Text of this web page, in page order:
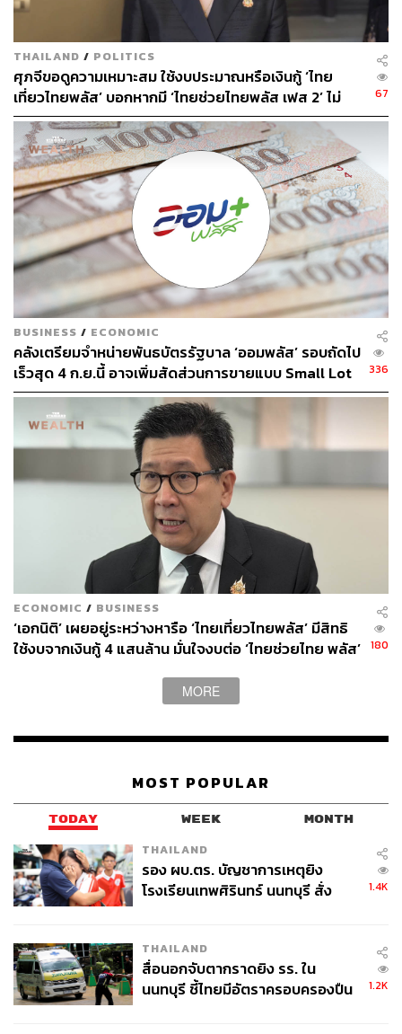
เพียง 1.2 แสนล้านบาท
พ.ร.ก. 4 แสนล้าน ‘เกลี่ยวงเงินได้’ ไม่ได้ล็อกก้อนละ
2 แสนล้าน
ลวรณระบุว่า การแบ่งกรอบวงเงินออกเป็น 2 ส่วน ส่วนละ
200,000 ล้านบาทนั้น เป็นเพียงการแบ่งตามวัตถุประสงค์ของ
การใช้เงิน ไม่ได้เป็นการล็อกวงเงินตายตัวว่าแต่ละด้านจะ
ต้องใช้ได้ไม่เกิน 200,000 ล้านบาท
โดยกฎหมายเปิดช่องให้สามารถบริหารจัดการและเกลี่ย
วงเงินระหว่างทั้ง 2 ส่วนได้ตามความจำเป็น ซึ่งมีการกำหนด
ไว้ในมาตรา 11 ของ พ.ร.ก. อยู่แล้ว จึงไม่ใช่การ ‘สอดไส้’
หรือใช้เงินผิดประเภทตามที่ถูกวิจารณ์
ด้วยเหตุนี้ รัฐบาลจึงสามารถเดินหน้ามาตรการต่างๆ ภายใต้
กรอบวงเงิน 400,000 ล้านบาทได้พร้อมกัน โดยไม่จำเป็นต้อง
รอให้ใช้เงินในส่วนแรกจำนวน 200,000 ล้านบาทหมดก่อน
จึงจะเริ่มใช้อีกส่วนได้
ปัดข่าวลือควบรวม ‘กรุงไทย-ttb’
ลวรณ ซึ่งดำรงตำแหน่งประธานกรรมการธนาคารกรุงไทย
ในฐานะปลัดกระทรวงการคลัง กล่าวถึงกระแสข่าวลือเรื่อง
การควบรวมกิจการระหว่างธนาคารกรุงไทย (KTB) กับ
ธนาคารทหารไทยธนชาต (ttb) โดยยืนยันว่า จากการตรวจ
สอบแผนธุรกิจของธนาคารกรุงไทย ไม่มีวาระหรือแผนการ
เกี่ยวกับการควบรวมกิจการแต่อย่างใด พร้อมระบุว่า หากมี
ดีลขนาดใหญ่เช่นนี้เกิดขึ้นจริง เป็นไปไม่ได้ที่ประธาน
ไม่มีแผนจะควบรวมกับใคร เพราะฉะนั้นเมื่อทั้งสองธนาคาร
ออกมาปฏิเสธอย่างเป็นทางการแล้ว เรื่องก็ควรจบแค่นั้น” ลว
รณกล่าว
นอกจากนี้ ลวรณยังระบุอีกด้วยว่า นี่ไม่ใช่ครั้งแรกที่มีกระแส
ข่าวลักษณะดังกล่าวเกิดขึ้น พร้อมยอมรับว่าไม่ทราบต้นตอ
สามารถติดตาม THE STANDARD WEALTH
ผ่านแอปพลิเคชันต่างๆ ที่คุณสะดวกหรือใช้งานอยู่แล้วได้เลย
THAILAND / POLITICS
ศุภจีขอดูความเหมาะสม ใช้งบประมาณหรือเงินกู้ ‘ไทย
เที่ยวไทยพลัส’ บอกหากมี ‘ไทยช่วยไทยพลัส เฟส 2’ ไม่
จำเป็นต้องออกพร้อมกัน
67
BUSINESS / ECONOMIC
คลังเตรียมจำหน่ายพันธบัตรรัฐบาล ‘ออมพลัส’ รอบถัดไป
เร็วสุด 4 ก.ย.นี้ อาจเพิ่มสัดส่วนการขายแบบ Small Lot
First มากขึ้น
336
ECONOMIC / BUSINESS
‘เอกนิติ’ เผยอยู่ระหว่างหารือ ‘ไทยเที่ยวไทยพลัส’ มีสิทธิ
ใช้งบจากเงินกู้ 4 แสนล้าน มั่นใจงบต่อ ‘ไทยช่วยไทย พลัส’
180
MORE
MOST POPULAR
TODAY WEEK MONTH
THAILAND
รอง ผบ.ตร. บัญชาการเหตุยิง
โรงเรียนเทพศิรินทร์ นนทบุรี สั่ง
1.4K
THAILAND
สื่อนอกจับตากราดยิง รร. ใน
นนทบุรี ชี้ไทยมีอัตราครอบครองปืน
1.2K